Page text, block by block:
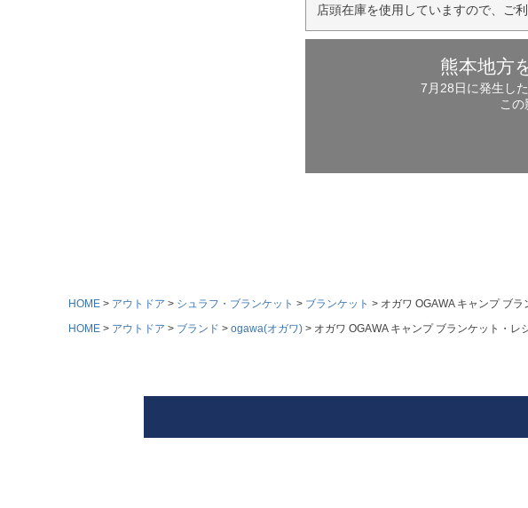
店頭在庫を使用していますので、ご
熊本地方
7月28日に発生し
こ
HOME アウトドア シュラフ・ブランケット ブランケット
オガワ OGAWA キャンプ ブ
HOME
アウトドア ブランド ogawa(オガワ) オガワ OGAWA キャンプ ブランケット・